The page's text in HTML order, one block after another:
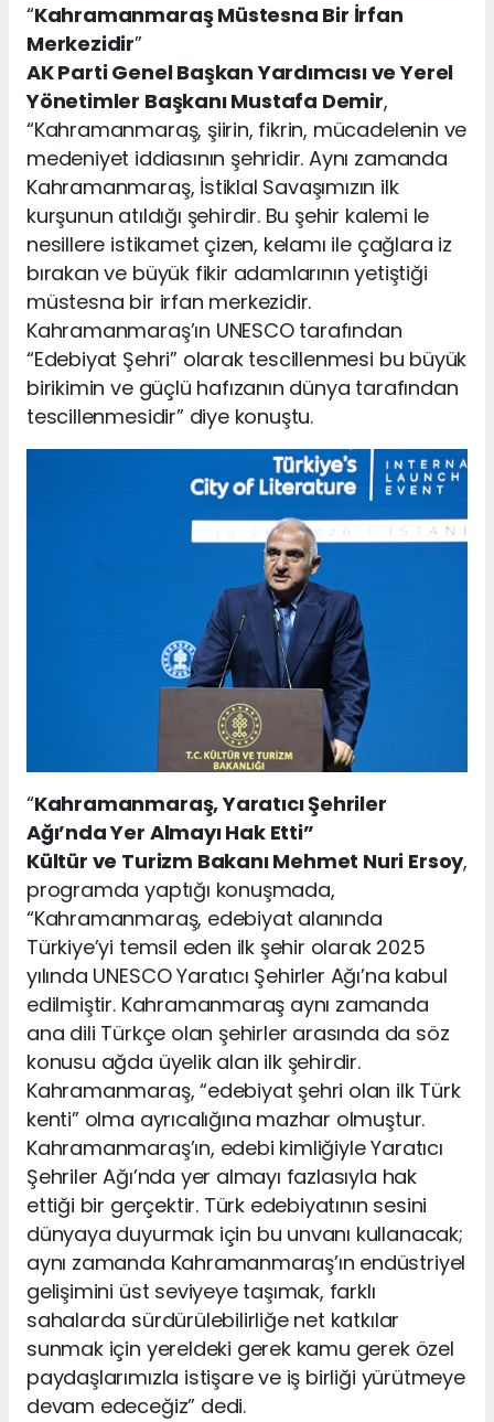
“Kahramanmaraş Müstesna Bir İrfan
Merkezidir”
AK Parti Genel Başkan Yardımcısı ve Yerel
Yönetimler Başkanı Mustafa Demir,
“Kahramanmaraş, şiirin, fikrin, mücadelenin ve
medeniyet iddiasının şehridir. Aynı zamanda
Kahramanmaraş, İstiklal Savaşımızın ilk
kurşunun atıldığı şehirdir. Bu şehir kalemi le
nesillere istikamet çizen, kelamı ile çağlara iz
bırakan ve büyük fikir adamlarının yetiştiği
müstesna bir irfan merkezidir.
Kahramanmaraş’ın UNESCO tarafından
“Edebiyat Şehri” olarak tescillenmesi bu büyük
birikimin ve güçlü hafızanın dünya tarafından
tescillenmesidir” diye konuştu.
“Kahramanmaraş, Yaratıcı Şehriler
Ağı’nda Yer Almayı Hak Etti”
Kültür ve Turizm Bakanı Mehmet Nuri Ersoy,
programda yaptığı konuşmada,
“Kahramanmaraş, edebiyat alanında
Türkiye’yi temsil eden ilk şehir olarak 2025
yılında UNESCO Yaratıcı Şehirler Ağı’na kabul
edilmiştir. Kahramanmaraş aynı zamanda
ana dili Türkçe olan şehirler arasında da söz
konusu ağda üyelik alan ilk şehirdir.
Kahramanmaraş, “edebiyat şehri olan ilk Türk
kenti” olma ayrıcalığına mazhar olmuştur.
Kahramanmaraş’ın, edebi kimliğiyle Yaratıcı
Şehriler Ağı’nda yer almayı fazlasıyla hak
ettiği bir gerçektir. Türk edebiyatının sesini
dünyaya duyurmak için bu unvanı kullanacak;
aynı zamanda Kahramanmaraş’ın endüstriyel
gelişimini üst seviyeye taşımak, farklı
sahalarda sürdürülebilirliğe net katkılar
sunmak için yereldeki gerek kamu gerek özel
paydaşlarımızla istişare ve iş birliği yürütmeye
devam edeceğiz” dedi.